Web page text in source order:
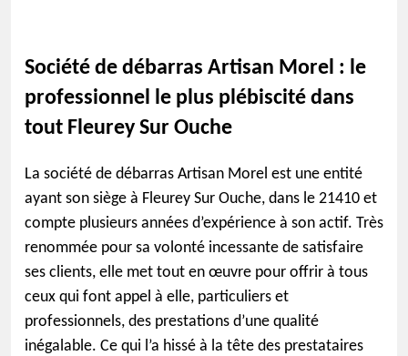
Société de débarras Artisan Morel : le
professionnel le plus plébiscité dans
tout Fleurey Sur Ouche
La société de débarras Artisan Morel est une entité
ayant son siège à Fleurey Sur Ouche, dans le 21410 et
compte plusieurs années d’expérience à son actif. Très
renommée pour sa volonté incessante de satisfaire
ses clients, elle met tout en œuvre pour offrir à tous
ceux qui font appel à elle, particuliers et
professionnels, des prestations d’une qualité
inégalable. Ce qui l’a hissé à la tête des prestataires